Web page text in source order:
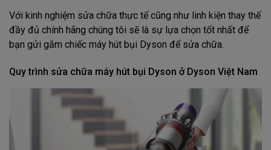
Với kinh nghiệm sửa chữa thực tế cũng như linh kiện thay thế
đầy đủ chính hãng chúng tôi sẽ là sự lựa chọn tốt nhất để
bạn gửi gắm chiếc máy hút bụi Dyson để sửa chữa.
Quy trình sửa chữa máy hút bụi Dyson ở Dyson Việt Nam